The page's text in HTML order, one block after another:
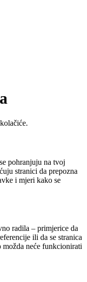
pohranjuju na tvoj
stranici da prepozna
i mjeri kako se
radila – primjerice da
ili da se stranica
neće funkcionirati